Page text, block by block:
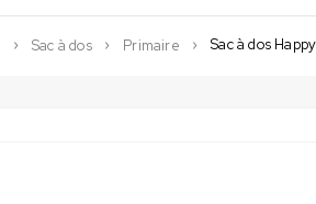
Sac à dos Primaire Sac à dos